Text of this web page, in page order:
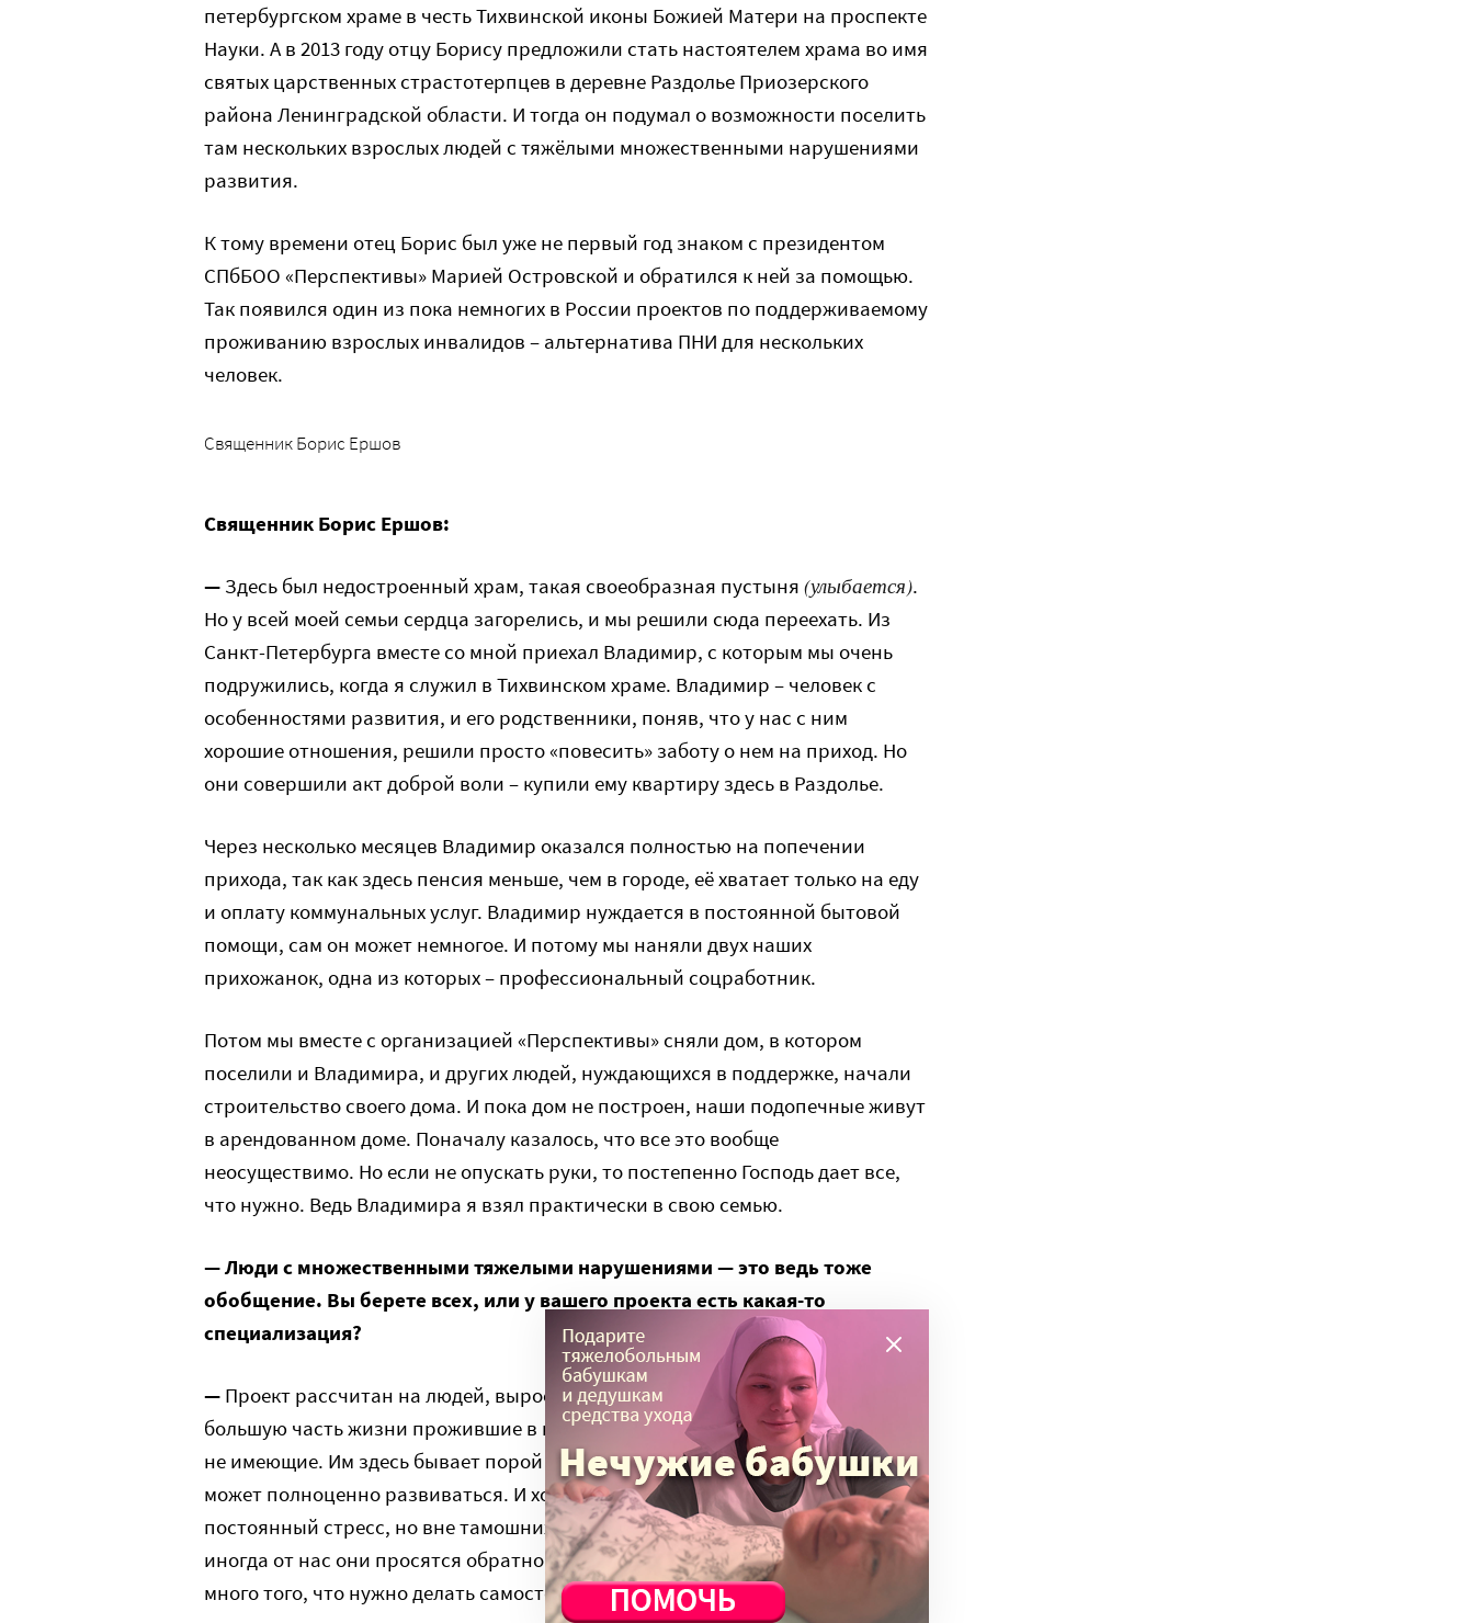
петербургском храме в честь Тихвинской иконы Божией Матери на проспекте
Науки. А в 2013 году отцу Борису предложили стать настоятелем храма во имя
святых царственных страстотерпцев в деревне Раздолье Приозерского
района Ленинградской области. И тогда он подумал о возможности поселить
там нескольких взрослых людей с тяжёлыми множественными нарушениями
развития.
К тому времени отец Борис был уже не первый год знаком с президентом
СПбБОО «Перспективы» Марией Островской и обратился к ней за помощью.
Так появился один из пока немногих в России проектов по поддерживаемому
проживанию взрослых инвалидов – альтернатива ПНИ для нескольких
человек.
Священник Борис Ершов
Священник Борис Ершов:
— Здесь был недостроенный храм, такая своеобразная пустыня (улыбается).
Но у всей моей семьи сердца загорелись, и мы решили сюда переехать. Из
Санкт-Петербурга вместе со мной приехал Владимир, с которым мы очень
подружились, когда я служил в Тихвинском храме. Владимир – человек с
особенностями развития, и его родственники, поняв, что у нас с ним
хорошие отношения, решили просто «повесить» заботу о нем на приход. Но
они совершили акт доброй воли – купили ему квартиру здесь в Раздолье.
Через несколько месяцев Владимир оказался полностью на попечении
прихода, так как здесь пенсия меньше, чем в городе, её хватает только на еду
и оплату коммунальных услуг. Владимир нуждается в постоянной бытовой
помощи, сам он может немногое. И потому мы наняли двух наших
прихожанок, одна из которых – профессиональный соцработник.
Потом мы вместе с организацией «Перспективы» сняли дом, в котором
поселили и Владимира, и других людей, нуждающихся в поддержке, начали
строительство своего дома. И пока дом не построен, наши подопечные живут
в арендованном доме. Поначалу казалось, что все это вообще
неосуществимо. Но если не опускать руки, то постепенно Господь дает все,
что нужно. Ведь Владимира я взял практически в свою семью.
— Люди с множественными тяжелыми нарушениями — это ведь тоже
обобщение. Вы берете всех, или у вашего проекта есть какая-то
специализация?
— Проект рассчитан на людей, выросших в семьях. Но у нас бывают и люди,
большую часть жизни прожившие в интернате, то есть опыта жизни в семье
не имеющие. Им здесь бывает порой неуютно – ведь вне семьи человек не
может полноценно развиваться. И хотя в интернате люди испытывают
постоянный стресс, но вне тамошних условий себя уже не видят, потому
иногда от нас они просятся обратно. Для них здесь слишком тихо, слишком
много того, что нужно делать самостоятельно.